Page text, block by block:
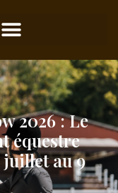
2026 : Le
équestre
juillet au 9